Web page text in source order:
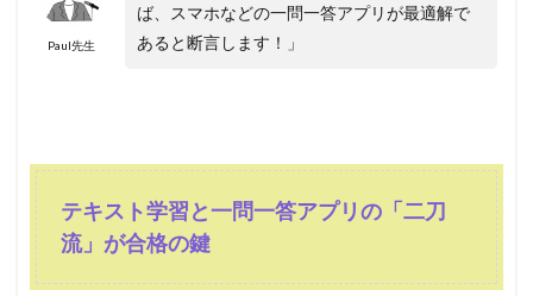
Paul先生
ば、スマホなどの一問一答アプリが最適解で
あると断言します！」
テキスト学習と一問一答アプリの「二刀
流」が合格の鍵